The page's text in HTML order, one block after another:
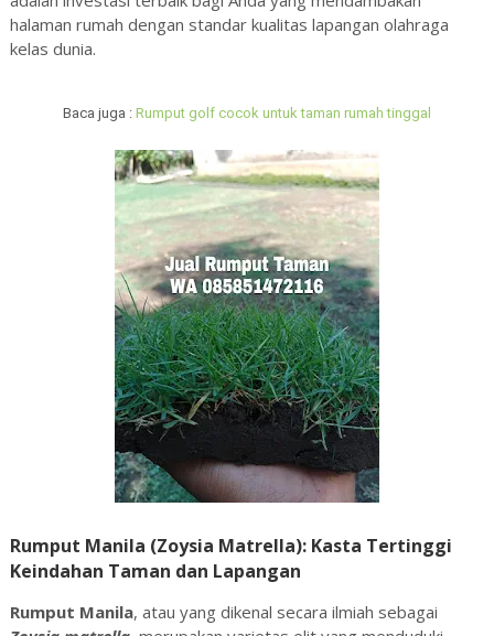
halaman rumah dengan standar kualitas lapangan olahraga
kelas dunia.
Baca juga : Rumput golf cocok untuk taman rumah tinggal
Rumput Manila (Zoysia Matrella): Kasta Tertinggi
Keindahan Taman dan Lapangan
Rumput Manila, atau yang dikenal secara ilmiah sebagai